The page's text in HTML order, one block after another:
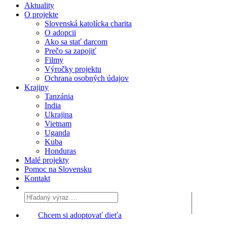
Aktuality
O projekte
Slovenská katolícka charita
O adopcii
Ako sa stať darcom
Prečo sa zapojiť
Filmy
Výročky projektu
Ochrana osobných údajov
Krajiny
Tanzánia
India
Ukrajina
Vietnam
Uganda
Kuba
Honduras
Malé projekty
Pomoc na Slovensku
Kontakt
Chcem si adoptovať dieťa